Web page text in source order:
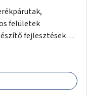
felületek
fejlesztésekkel